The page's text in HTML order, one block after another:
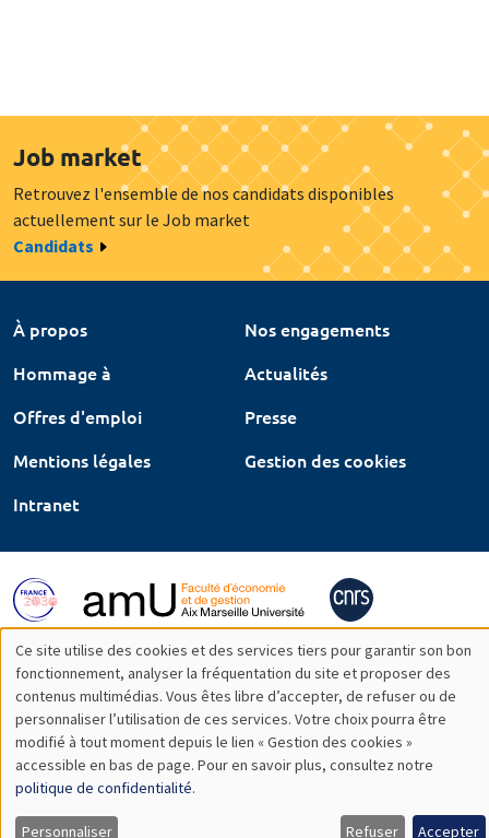
Job market
Retrouvez l'ensemble de nos candidats disponibles
actuellement sur le Job market
Candidats
À propos
Nos engagements
Hommage à
Actualités
Offres d'emploi
Presse
Mentions légales
Gestion des cookies
Intranet
Utilisation
des
données
personnelles
et
Ce site utilise des cookies et des services tiers pour garantir son bon
fonctionnement, analyser la fréquentation du site et proposer des
contenus multimédias. Vous êtes libre d’accepter, de refuser ou de
personnaliser l’utilisation de ces services. Votre choix pourra être
modifié à tout moment depuis le lien « Gestion des cookies »
accessible en bas de page. Pour en savoir plus, consultez notre
politique de confidentialité.
Personnaliser Refuser Accepter